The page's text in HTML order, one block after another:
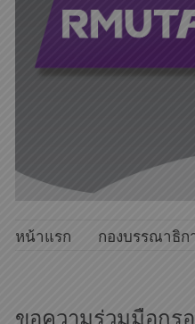
หน้าแรก กองบรรณาธิก
ขอความร่วมมือกร